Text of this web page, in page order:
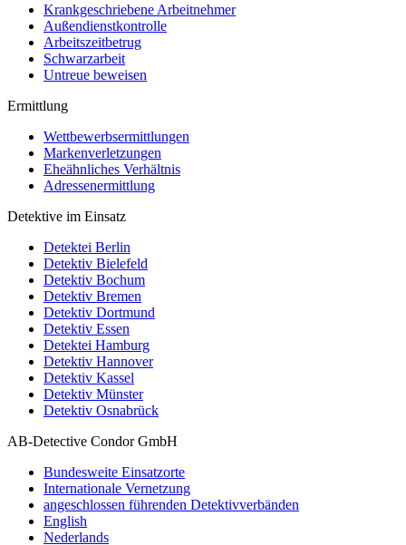
Krankgeschriebene Arbeitnehmer
Außendienstkontrolle
Arbeitszeitbetrug
Schwarzarbeit
Untreue beweisen
Ermittlung
Wettbewerbsermittlungen
Markenverletzungen
Eheähnliches Verhältnis
Adressenermittlung
Detektive im Einsatz
Detektei Berlin
Detektiv Bielefeld
Detektiv Bochum
Detektiv Bremen
Detektiv Dortmund
Detektiv Essen
Detektei Hamburg
Detektiv Hannover
Detektiv Kassel
Detektiv Münster
Detektiv Osnabrück
AB-Detective Condor GmbH
Bundesweite Einsatzorte
Internationale Vernetzung
angeschlossen führenden Detektivverbänden
English
Nederlands